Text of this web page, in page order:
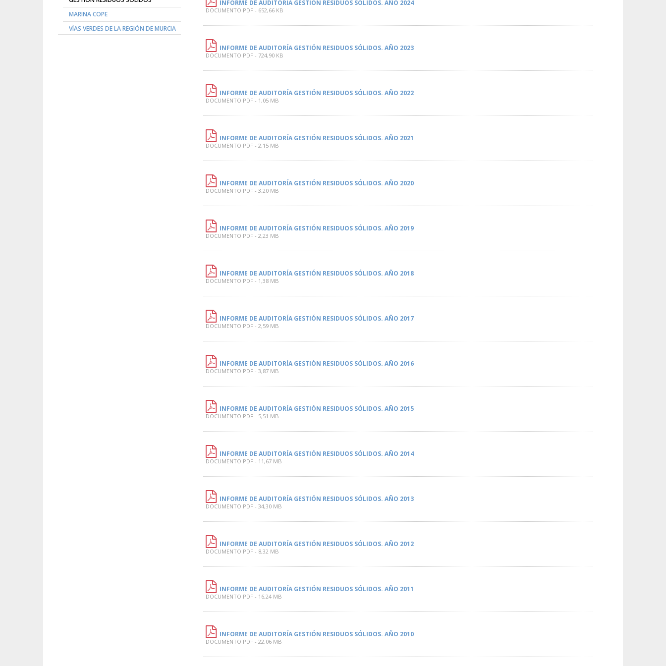
MARINA COPE
VÍAS VERDES DE LA REGIÓN DE MURCIA
INFORME DE AUDITORÍA GESTIÓN RESIDUOS SÓLIDOS. AÑO 2024
DOCUMENTO PDF - 652,66 KB
INFORME DE AUDITORÍA GESTIÓN RESIDUOS SÓLIDOS. AÑO 2023
DOCUMENTO PDF - 724,90 KB
INFORME DE AUDITORÍA GESTIÓN RESIDUOS SÓLIDOS. AÑO 2022
DOCUMENTO PDF - 1,05 MB
INFORME DE AUDITORÍA GESTIÓN RESIDUOS SÓLIDOS. AÑO 2021
DOCUMENTO PDF - 2,15 MB
INFORME DE AUDITORÍA GESTIÓN RESIDUOS SÓLIDOS. AÑO 2020
DOCUMENTO PDF - 3,20 MB
INFORME DE AUDITORÍA GESTIÓN RESIDUOS SÓLIDOS. AÑO 2019
DOCUMENTO PDF - 2,23 MB
INFORME DE AUDITORÍA GESTIÓN RESIDUOS SÓLIDOS. AÑO 2018
DOCUMENTO PDF - 1,38 MB
INFORME DE AUDITORÍA GESTIÓN RESIDUOS SÓLIDOS. AÑO 2017
DOCUMENTO PDF - 2,59 MB
INFORME DE AUDITORÍA GESTIÓN RESIDUOS SÓLIDOS. AÑO 2016
DOCUMENTO PDF - 3,87 MB
INFORME DE AUDITORÍA GESTIÓN RESIDUOS SÓLIDOS. AÑO 2015
DOCUMENTO PDF - 5,51 MB
INFORME DE AUDITORÍA GESTIÓN RESIDUOS SÓLIDOS. AÑO 2014
DOCUMENTO PDF - 11,67 MB
INFORME DE AUDITORÍA GESTIÓN RESIDUOS SÓLIDOS. AÑO 2013
DOCUMENTO PDF - 34,30 MB
INFORME DE AUDITORÍA GESTIÓN RESIDUOS SÓLIDOS. AÑO 2012
DOCUMENTO PDF - 8,32 MB
INFORME DE AUDITORÍA GESTIÓN RESIDUOS SÓLIDOS. AÑO 2011
DOCUMENTO PDF - 16,24 MB
INFORME DE AUDITORÍA GESTIÓN RESIDUOS SÓLIDOS. AÑO 2010
DOCUMENTO PDF - 22,06 MB